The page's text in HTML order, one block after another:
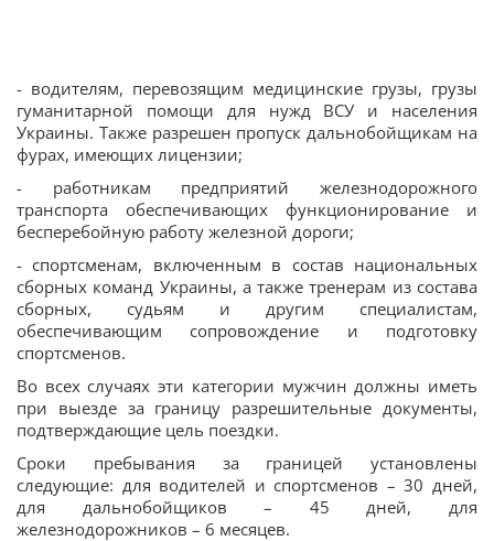
- водителям, перевозящим медицинские грузы, грузы
гуманитарной помощи для нужд ВСУ и населения
Украины. Также разрешен пропуск дальнобойщикам на
фурах, имеющих лицензии;
- работникам предприятий железнодорожного
транспорта обеспечивающих функционирование и
бесперебойную работу железной дороги;
- спортсменам, включенным в состав национальных
сборных команд Украины, а также тренерам из состава
сборных, судьям и другим специалистам,
обеспечивающим сопровождение и подготовку
спортсменов.
Во всех случаях эти категории мужчин должны иметь
при выезде за границу разрешительные документы,
подтверждающие цель поездки.
Сроки пребывания за границей установлены
следующие: для водителей и спортсменов – 30 дней,
для дальнобойщиков – 45 дней, для
железнодорожников – 6 месяцев.